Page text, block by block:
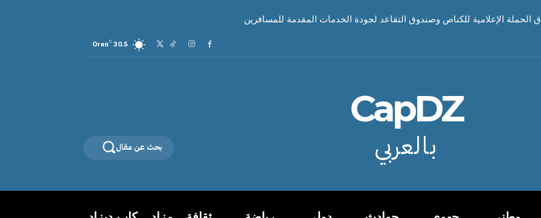
الحملة الإعلامية للكناص وصندوق التقاعد لجودة الخدمات المقدمة للمسافرين
30.5
C
Oran
CapDZ
بالعربي بحث عن مقال